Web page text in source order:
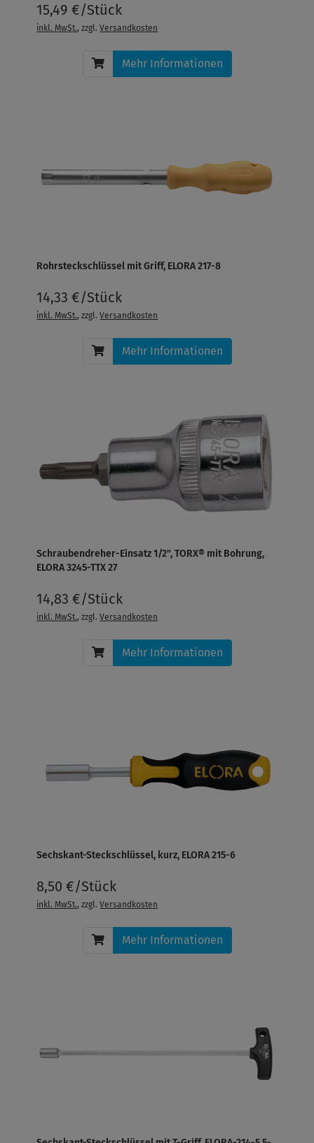
15,49 €/Stück
inkl. MwSt., zzgl.Versandkosten
Mehr Informationen
Rohrsteckschlüssel mit Griff, ELORA 217-8
14,33 €/Stück
inkl. MwSt., zzgl.Versandkosten
Mehr Informationen
Schraubendreher-Einsatz 1/2", TORX® mit Bohrung,
ELORA 3245-TTX 27
14,83 €/Stück
inkl. MwSt., zzgl.Versandkosten
Mehr Informationen
Sechskant-Steckschlüssel, kurz, ELORA 215-6
8,50 €/Stück
inkl. MwSt., zzgl.Versandkosten
Mehr Informationen